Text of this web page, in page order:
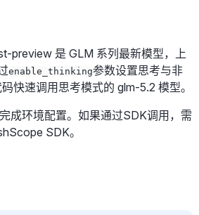
preview 是 GLM 系列最新模型，上
enable_thinking参数设置思考与非
快速调用思考模式的 glm-5.2 模型。
成环境配置。如果通过SDK调用，需
SDK。